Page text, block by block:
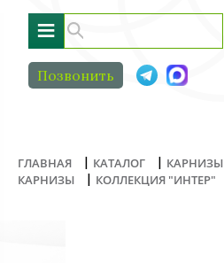
≡
Позвонить
ГЛАВНАЯ | КАТАЛОГ | КАРНИЗЫ
КАРНИЗЫ
| КОЛЛЕКЦИЯ "ИНТЕР"